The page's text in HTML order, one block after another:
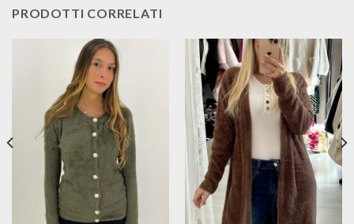
PRODOTTI CORRELATI